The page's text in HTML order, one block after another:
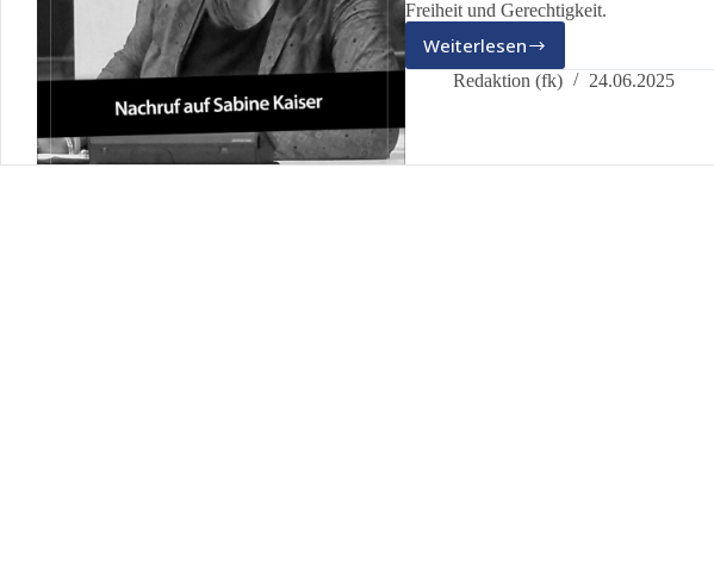
Freiheit und Gerechtigkeit.
Weiterlesen
In
Memoriam
Redaktion (fk) 24.06.2025